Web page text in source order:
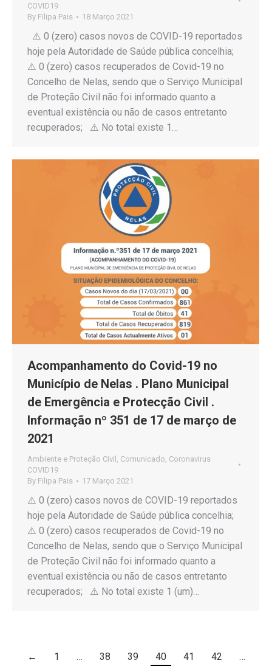
COVID19
By Filipa Pais 18 Março 2021
⚠️ 0 (zero) casos novos de COVID-19 reportados
hoje pela Autoridade de Saúde pública concelhia;
⚠️ 0 (zero) casos recuperados de Covid-19 no
Concelho de Nelas, sendo que o Serviço Municipal
de Proteção Civil não foi informado quanto a
eventual existência ou não de casos entretanto
recuperados; ⚠️ No total existe 1…
Acompanhamento do Covid-19 no
Município de Nelas . Plano Municipal
de Emergência e Protecção Civil .
Informação nº 351 de 17 de março de
2021
Ambiente e Proteção Civil , Comunicado, Coronavirus
COVID19
By Filipa Pais 17 Março 2021
⚠️ 0 (zero) casos novos de COVID-19 reportados
hoje pela Autoridade de Saúde pública concelhia;
⚠️ 0 (zero) casos recuperados de Covid-19 no
Concelho de Nelas, sendo que o Serviço Municipal
de Proteção Civil não foi informado quanto a
eventual existência ou não de casos entretanto
recuperados; ⚠️ No total existe 1 (um)…
← 1 … 38 39 40 41 42
…